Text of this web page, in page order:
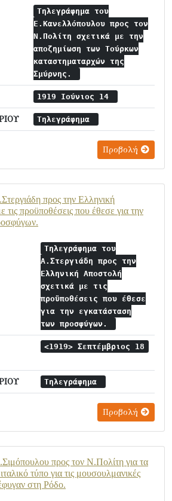
Τηλεγράφημα του
Ε.Κανελλόπουλου προς τον
Ν.Πολίτη σχετικά με την
αποζημίωση των Τούρκων
καταστηματαρχών της
Σμύρνης.
1919 Ιούνιος 14
Τηλεγράφημα
Προβολή
προς την Ελληνική
τις προϋποθέσεις που έθεσε για την
Τηλεγράφημα του
Α.Στεργιάδη προς την
Ελληνική Αποστολή
σχετικά με τις
προϋποθέσεις που έθεσε
για την εγκατάσταση
των προσφύγων.
<1919> Σεπτέμβριος 18
Τηλεγράφημα
Προβολή
προς τον Ν.Πολίτη για τα
τύπο για τις μουσουλμανικές
στη Ρόδο.